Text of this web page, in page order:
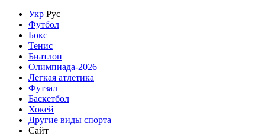
Укр Рус
Футбол
Бокс
Тенис
Биатлон
Олимпиада-2026
Легкая атлетика
Футзал
Баскетбол
Хокей
Другие виды спорта
Сайт